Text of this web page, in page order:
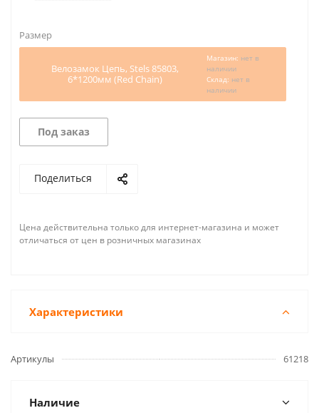
Размер
Велозамок Цепь, Stels 85803,
6*1200мм (Red Chain)
Магазин: нет в
наличии
Склад: нет в
наличии
Под заказ
Поделиться
Цена действительна только для интернет-магазина и может
отличаться от цен в розничных магазинах
Характеристики
Артикулы 61218
Наличие